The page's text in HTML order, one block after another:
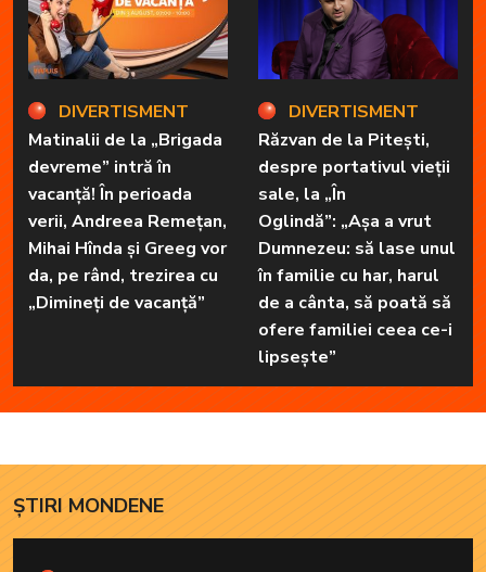
DIVERTISMENT
Matinalii de la „Brigada
devreme” intră în
vacanță! În perioada
verii, Andreea Remețan,
Mihai Hînda și Greeg vor
da, pe rând, trezirea cu
„Dimineți de vacanță”
DIVERTISMENT
Răzvan de la Pitești,
despre portativul vieții
sale, la „În
Oglindă”: „Așa a vrut
Dumnezeu: să lase unul
în familie cu har, harul
de a cânta, să poată să
ofere familiei ceea ce-i
lipsește”
ȘTIRI MONDENE